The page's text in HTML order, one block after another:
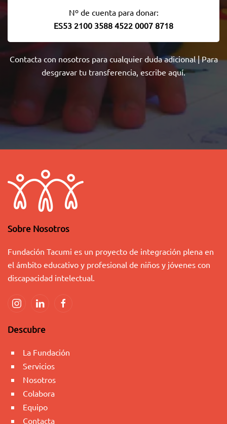
Nº de cuenta para donar:
ES53 2100 3588 4522 0007 8718
Contacta con nosotrospara cualquier duda adicional | Para
desgravar tu transferencia, escribe aquí.
Sobre Nosotros
Fundación Tacumi es un proyecto de integración plena en
el ámbito educativo y profesional de niños y jóvenes con
discapacidad intelectual.
Descubre
La Fundación
Servicios
Nosotros
Colabora
Equipo
Contacta